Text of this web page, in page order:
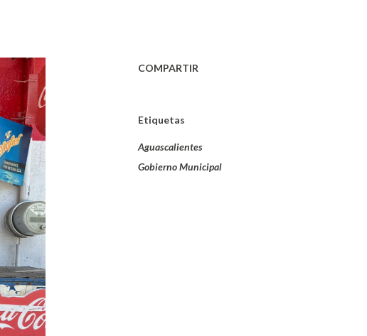
COMPARTIR
Etiquetas
Aguascalientes
Gobierno Municipal